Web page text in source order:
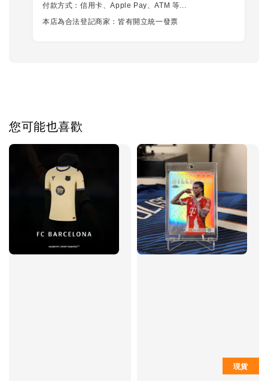
付款方式：信用卡、Apple Pay、ATM 等...
本店為合法登記商家：皆有開立統一發票
您可能也喜歡
現貨